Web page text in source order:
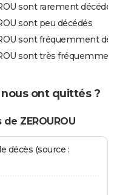
sont rarement
sont peu décédés
sont fréquemment
sont très
nous ont quittés ?
ZEROUROU
décès (source :